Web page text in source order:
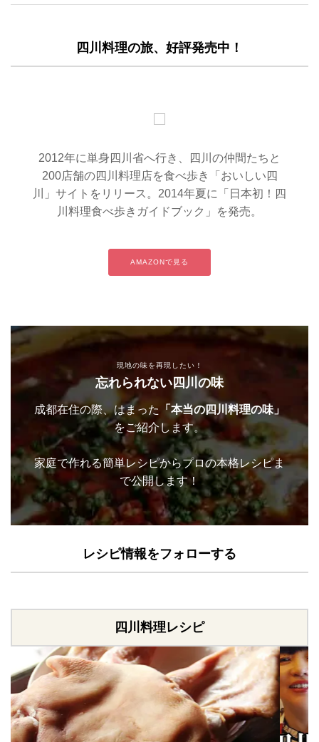
四川料理の旅、好評発売中！
2012年に単身四川省へ行き、四川の仲間たちと
200店舗の四川料理店を食べ歩き「おいしい四
川」サイトをリリース。2014年夏に「日本初！四
川料理食べ歩きガイドブック」を発売。
AMAZONで見る
現地の味を再現したい！
忘れられない四川の味
成都在住の際、はまった
「本当の四川料理の味」
をご紹介します。
家庭で作れる簡単レシピからプロの本格レシピま
で公開します！
レシピ情報をフォローする
四川料理レシピ